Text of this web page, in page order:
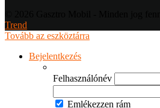
Trend
Tovább az eszköztárra
Bejelentkezés
Felhasználónév
Emlékezzen rám